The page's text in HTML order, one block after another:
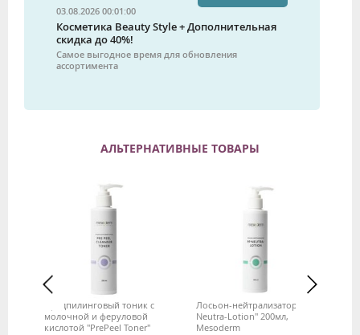
03.08.2026 00:01:00
Косметика Beauty Style + Дополнительная
скидка до 40%!
Самое выгодное время для обновления
ассортимента
АЛЬТЕРНАТИВНЫЕ ТОВАРЫ
Предпилинговый тоник с
молочной и феруловой
кислотой "PrePeel Toner"
Лосьон-нейтрализатор "PP
Neutra-Lotion" 200мл,
Mesoderm